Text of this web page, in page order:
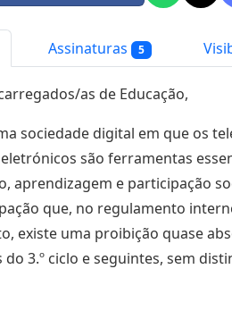
Assinaturas 5
as de Educação,
sociedade digital em que os
são ferramentas
aprendizagem e participação
que, no regulamento
existe uma proibição quase
do 3.º ciclo e seguintes, sem